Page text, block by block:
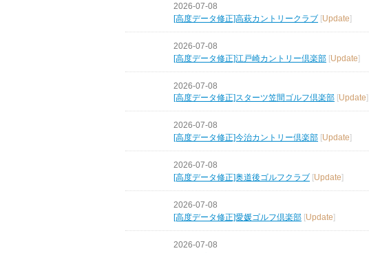
2026-07-08
[高度データ修正]高萩カントリークラブ [Update]
2026-07-08
[高度データ修正]江戸崎カントリー倶楽部 [Update]
2026-07-08
[高度データ修正]スターツ笠間ゴルフ倶楽部 [Update]
2026-07-08
[高度データ修正]今治カントリー倶楽部 [Update]
2026-07-08
[高度データ修正]奥道後ゴルフクラブ [Update]
2026-07-08
[高度データ修正]愛媛ゴルフ倶楽部 [Update]
2026-07-08